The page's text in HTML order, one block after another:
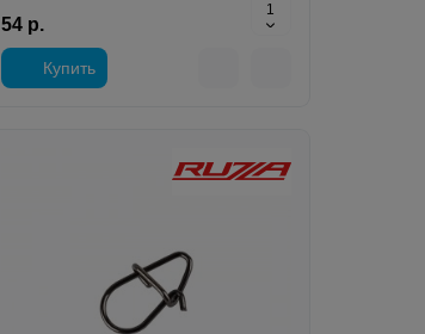
54 р.
Купить